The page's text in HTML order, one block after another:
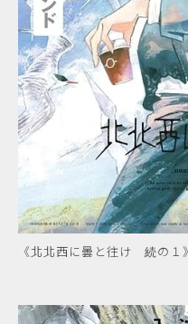
《北北西に曇と往け 続の１